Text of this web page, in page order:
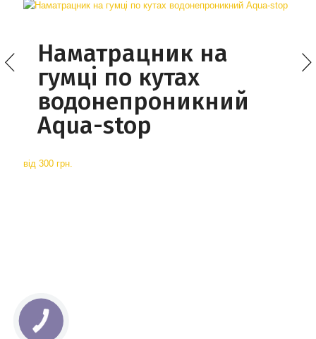
Наматрацник на
гумці по кутах
водонепроникний
Aqua-stop
від 300 грн.
КНОПКА
СВЯЗИ